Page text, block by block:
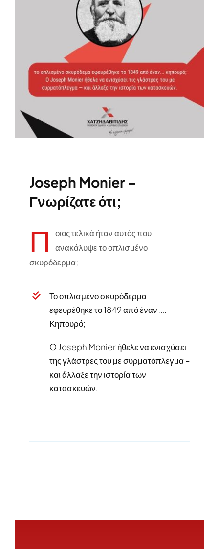
Joseph Monier –
Γνωρίζατε ότι;
Π
οιος τελικά ήταν αυτός που
ανακάλυψε το οπλισμένο
σκυρόδερμα;
Το οπλισμένο σκυρόδερμα
εφευρέθηκε το 1849 από έναν ….
Κηπουρό;
O Joseph Monier ήθελε να ενισχύσει
της γλάστρες του με συρματόπλεγμα –
και άλλαξε την ιστορία των
κατασκευών.